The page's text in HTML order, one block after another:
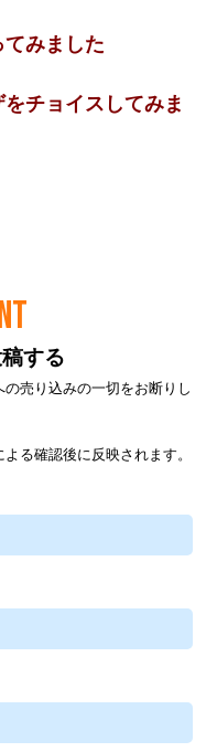
する
売り込みの一切をお断りし
る確認後に反映されます。